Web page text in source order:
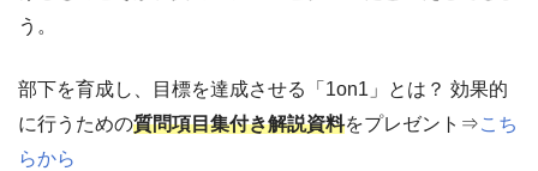
う。
部下を育成し、目標を達成させる「1on1」とは？ 効果的
に行うための質問項目集付き解説資料をプレゼント⇒こち
らから